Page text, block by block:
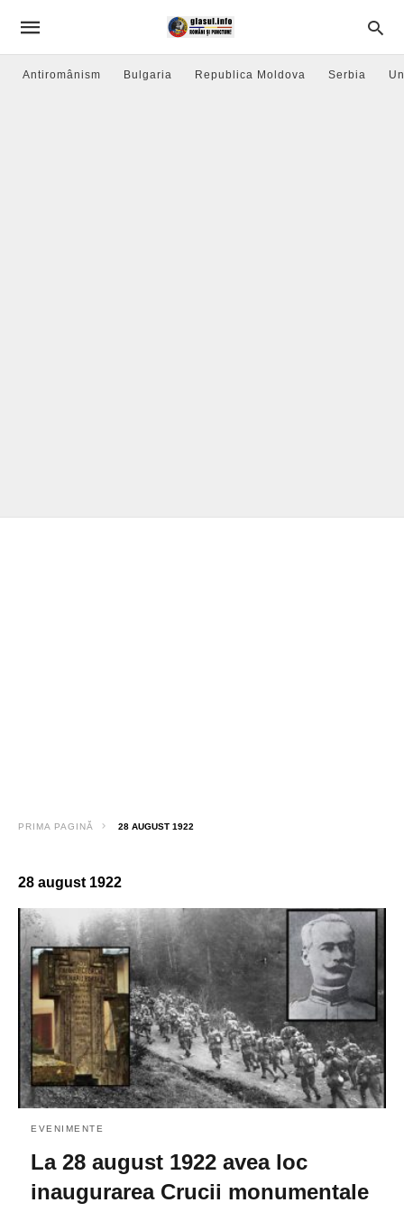
Antiromânism Bulgaria Republica Moldova Serbia
PRIMA PAGINĂ 28 AUGUST 1922
28 august 1922
EVENIMENTE
La 28 august 1922 avea loc
inaugurarea Crucii monumentale